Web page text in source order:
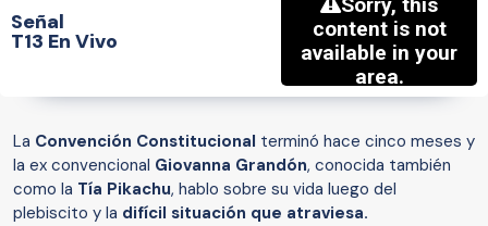
Señal
T13 En Vivo
La Convención Constitucional terminó hace cinco meses y
la ex convencional Giovanna Grandón, conocida también
como la Tía Pikachu, hablo sobre su vida luego del
plebiscito y la difícil situación que atraviesa.